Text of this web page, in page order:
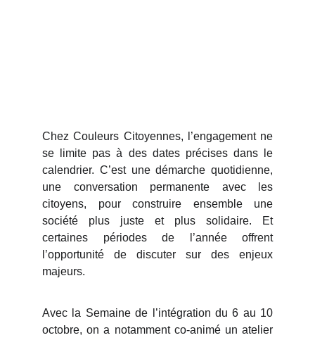
Chez Couleurs Citoyennes, l’engagement ne
se limite pas à des dates précises dans le
calendrier. C’est une démarche quotidienne,
une conversation permanente avec les
citoyens, pour construire ensemble une
société plus juste et plus solidaire. Et
certaines périodes de l’année offrent
l’opportunité de discuter sur des enjeux
majeurs.
Avec la Semaine de l’intégration du 6 au 10
octobre, on a notamment co-animé un atelier